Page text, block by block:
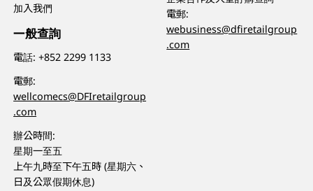
加入我們
一般查詢
電話:+852 2299 1133
電郵:
wellcomecs@DFIretailgroup
.com
辦公時間:
星期一至五
上午九時至下午五時 (星期六、
日及公眾假期休息)
電郵:
webusiness@dfiretailgroup
.com